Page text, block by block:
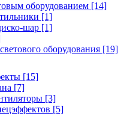
оборудованием [14]
[1]
шар [1]
оборудования [19]
[15]
[7]
[3]
[5]